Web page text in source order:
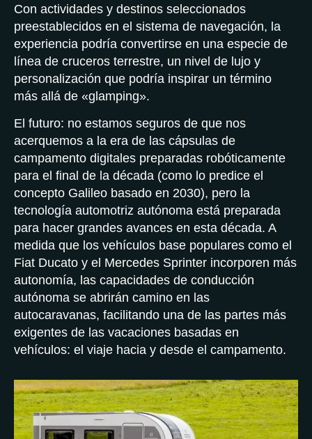
Con actividades y destinos seleccionados
preestablecidos en el sistema de navegación, la
experiencia podría convertirse en una especie de
línea de cruceros terrestre, un nivel de lujo y
personalización que podría inspirar un término
más allá de «glamping».
El futuro: no estamos seguros de que nos
acerquemos a la era de las cápsulas de
campamento digitales preparadas robóticamente
para el final de la década (como lo predice el
concepto Galileo basado en 2030), pero la
tecnología automotriz autónoma está preparada
para hacer grandes avances en esta década. A
medida que los vehículos base populares como el
Fiat Ducato y el Mercedes Sprinter incorporen más
autonomía, las capacidades de conducción
autónoma se abrirán camino en las
autocaravanas, facilitando una de las partes más
exigentes de las vacaciones basadas en
vehículos: el viaje hacia y desde el campamento.